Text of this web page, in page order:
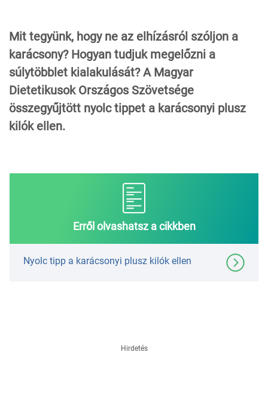
Mit tegyünk, hogy ne az elhízásról szóljon a
karácsony? Hogyan tudjuk megelőzni a
súlytöbblet kialakulását? A Magyar
Dietetikusok Országos Szövetsége
összegyűjtött nyolc tippet a karácsonyi plusz
kilók ellen.
Erről olvashatsz a cikkben
Nyolc tipp a karácsonyi plusz kilók ellen
Hirdetés